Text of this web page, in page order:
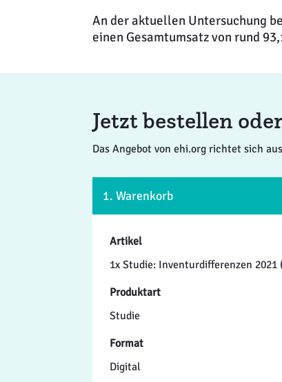
An der aktuellen Untersuchung
einen Gesamtumsatz von rund
Jetzt bestellen
Das Angebot von ehi.org richtet sich
1. Warenkorb
Artikel
1x Studie: Inventurdifferenzen 2021
Produktart
Studie
Format
Digital